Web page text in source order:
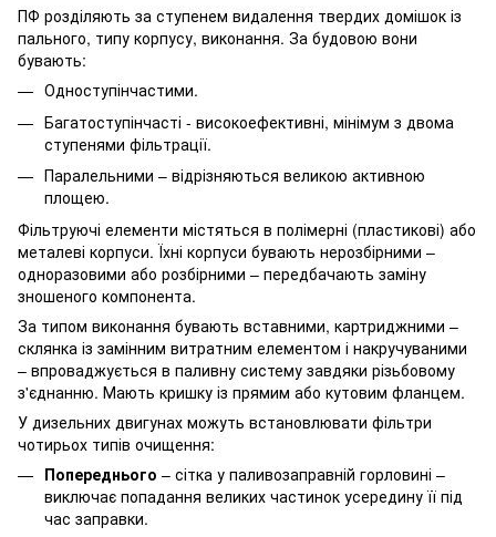
ПФ розділяють за ступенем видалення твердих домішок із
пального, типу корпусу, виконання. За будовою вони
бувають:
Одноступінчастими.
Багатоступінчасті - високоефективні, мінімум з двома
ступенями фільтрації.
Паралельними – відрізняються великою активною
площею.
Фільтруючі елементи містяться в полімерні (пластикові) або
металеві корпуси. Їхні корпуси бувають нерозбірними –
одноразовими або розбірними – передбачають заміну
зношеного компонента.
За типом виконання бувають вставними, картриджними –
склянка із замінним витратним елементом і накручуваними
– впроваджується в паливну систему завдяки різьбовому
з'єднанню. Мають кришку із прямим або кутовим фланцем.
У дизельних двигунах можуть встановлювати фільтри
чотирьох типів очищення:
Попереднього – сітка у паливозаправній горловині –
виключає попадання великих частинок усередину її під
час заправки.